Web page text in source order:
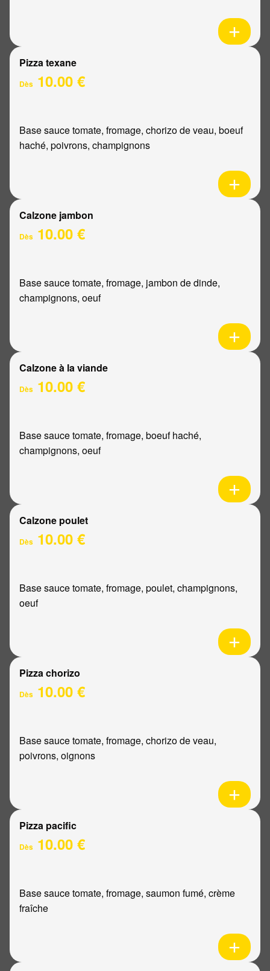
Pizza texane
Dès 10.00 €
Base sauce tomate, fromage, chorizo de veau, boeuf
haché, poivrons, champignons
Calzone jambon
Dès 10.00 €
Base sauce tomate, fromage, jambon de dinde,
champignons, oeuf
Calzone à la viande
Dès 10.00 €
Base sauce tomate, fromage, boeuf haché,
champignons, oeuf
Calzone poulet
Dès 10.00 €
Base sauce tomate, fromage, poulet, champignons,
oeuf
Pizza chorizo
Dès 10.00 €
Base sauce tomate, fromage, chorizo de veau,
poivrons, oignons
Pizza pacific
Dès 10.00 €
Base sauce tomate, fromage, saumon fumé, crème
fraîche